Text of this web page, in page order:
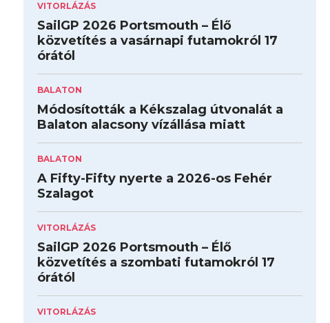
VITORLÁZÁS
SailGP 2026 Portsmouth – Élő
közvetítés a vasárnapi futamokról 17
órától
BALATON
Módosították a Kékszalag útvonalát a
Balaton alacsony vízállása miatt
BALATON
A Fifty-Fifty nyerte a 2026-os Fehér
Szalagot
VITORLÁZÁS
SailGP 2026 Portsmouth – Élő
közvetítés a szombati futamokról 17
órától
VITORLÁZÁS